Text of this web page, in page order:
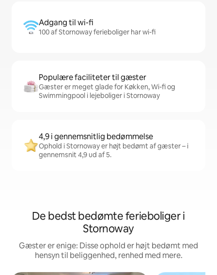
Adgang til wi-fi
100 af Stornoway ferieboliger har wi-fi
Populære faciliteter til gæster
Gæster er meget glade for Køkken, Wi-fi og
Swimmingpool i lejeboliger i Stornoway
4,9 i gennemsnitlig bedømmelse
Ophold i Stornoway er højt bedømt af gæster – i
gennemsnit 4,9 ud af 5.
De bedst bedømte ferieboliger i
Stornoway
Gæster er enige: Disse ophold er højt bedømt med
hensyn til beliggenhed, renhed med mere.